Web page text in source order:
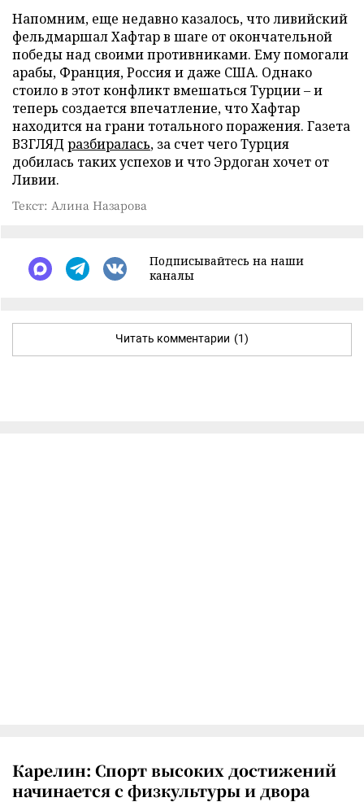
Напомним, еще недавно казалось, что ливийский
фельдмаршал Хафтар в шаге от окончательной
победы над своими противниками. Ему помогали
арабы, Франция, Россия и даже США. Однако
стоило в этот конфликт вмешаться Турции – и
теперь создается впечатление, что Хафтар
находится на грани тотального поражения. Газета
ВЗГЛЯД разбиралась, за счет чего Турция
добилась таких успехов и что Эрдоган хочет от
Ливии.
Текст: Алина Назарова
Подписывайтесь на наши
каналы
Читать комментарии (1)
Карелин: Спорт высоких достижений
начинается с физкультуры и двора